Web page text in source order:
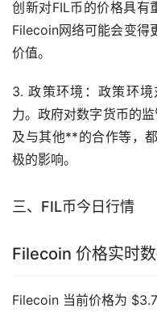
创新对FIL币的价格具有
Filecoin网络可能会变得
价值。
3. 政策环境：政策环
力。政府对数字货币的
及与其他**的合作等，
极的影响。
三、FIL币今日行情
Filecoin 价格实时
Filecoin 当前价格为